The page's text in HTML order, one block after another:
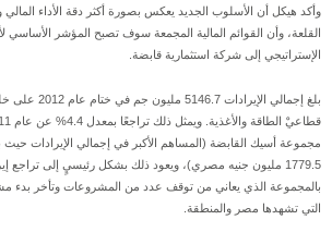
وأكد هيكل أن الأسلوب الجديد يعكس بصورة أكثر دقة الأداء
القلعة، وأن القوائم المالية المجمعة سوف تصبح المؤشر الأساسي
الإستراتيجي إلى شركة استثمارية قابضة.
بلغ إجمالي
مجموعة أسيك القابضة (المساهم الأكبر في إجمالي الإيرادات
1779.5 مليون جنيه مصري)، ويعود ذلك بشكل رئيسيٍ إلى تراجع
بالمجموعة الذي يعاني من توقف عدد من المشروعات وتأخر بدء
التي تشهدها مصر والمنطقة.